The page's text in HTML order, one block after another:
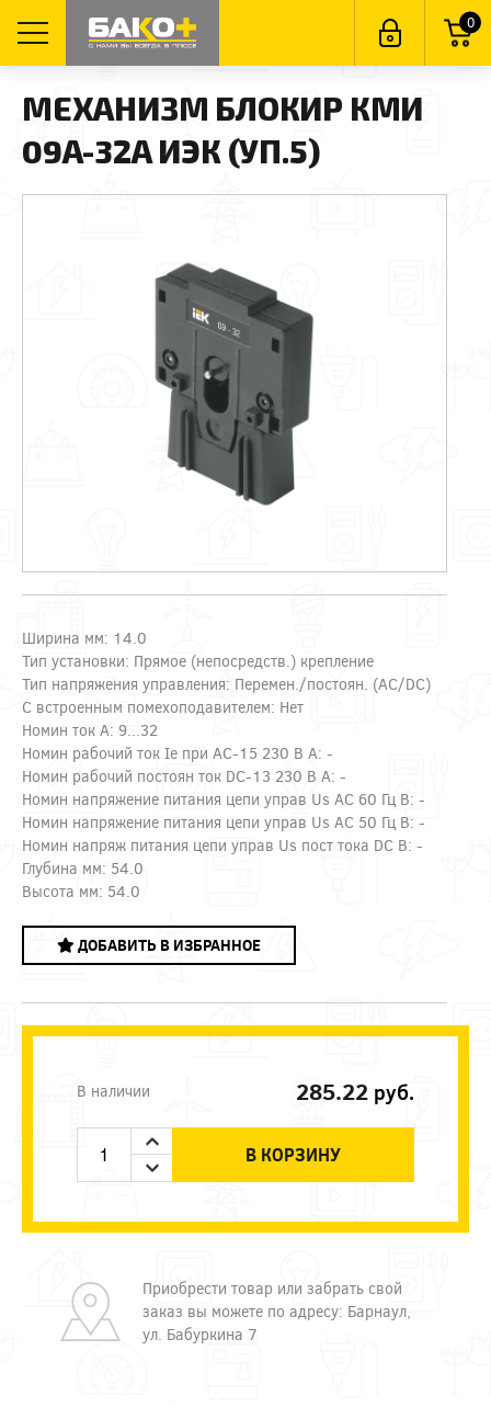
0
МЕХАНИЗМ БЛОКИР КМИ
09А-32А ИЭК (УП.5)
Ширина мм: 14.0
Тип установки: Прямое (непосредств.) крепление
Тип напряжения управления: Перемен./постоян. (AC/DC)
С встроенным помехоподавителем: Нет
Номин ток А: 9...32
Номин рабочий ток Ie при AC-15 230 В А: -
Номин рабочий постоян ток DC-13 230 В А: -
Номин напряжение питания цепи управ Us AC 60 Гц В: -
Номин напряжение питания цепи управ Us AC 50 Гц В: -
Номин напряж питания цепи управ Us пост тока DC В: -
Глубина мм: 54.0
Высота мм: 54.0
ДОБАВИТЬ В ИЗБРАННОЕ
В наличии 285.22 руб.
В КОРЗИНУ
Приобрести товар или забрать свой
заказ вы можете по адресу: Барнаул,
ул. Бабуркина 7